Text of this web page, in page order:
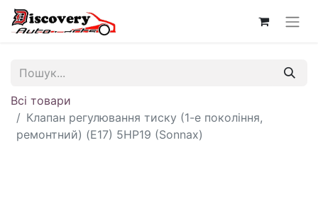
Всі товари
Клапан регулювання тиску (1-е покоління,
ремонтний) (E17) 5HP19 (Sonnax)